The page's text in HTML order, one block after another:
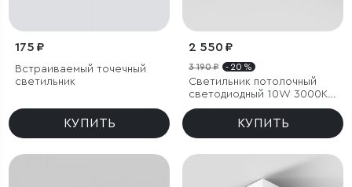
175 ₽
Встраиваемый точечный
светильник
КУПИТЬ
2 550 ₽
3 190 ₽ - 20 %
Светильник потолочный
светодиодный 10W 3000K
черный Block
КУПИТЬ